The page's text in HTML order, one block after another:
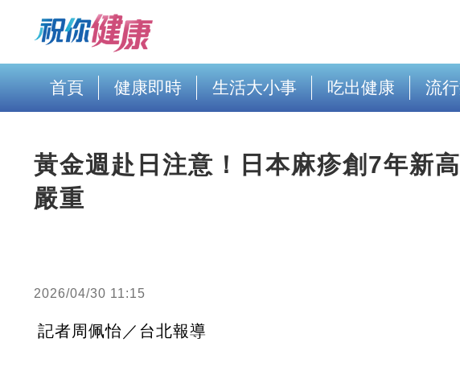
首頁 健康即時 生活大小事 吃出健康 流
黃金週赴日注意！日本麻疹創7年新
嚴重
2026/04/30 11:15
記者周佩怡／台北報導